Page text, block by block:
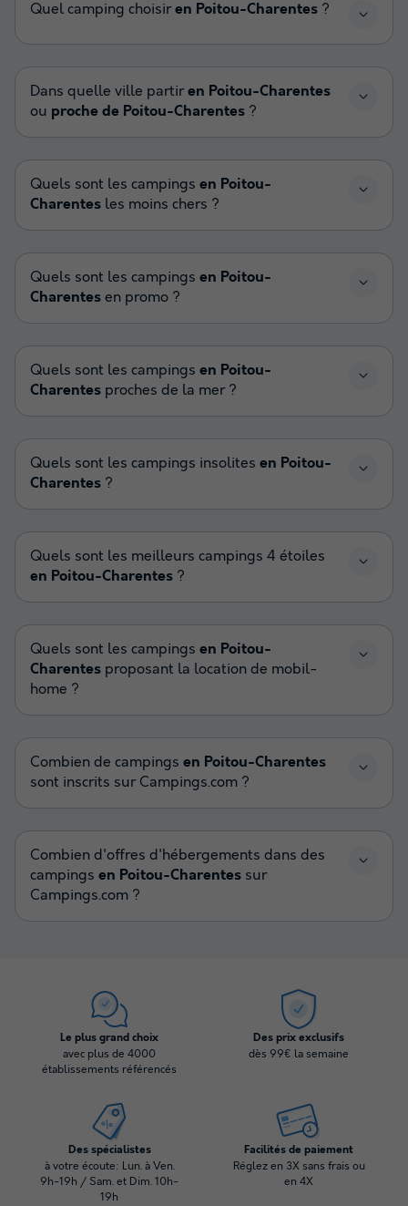
Quel camping choisiren Poitou-Charentes ?
Dans quelle ville partiren Poitou-Charentes
ou proche de Poitou-Charentes ?
Quels sont les campings en Poitou-
Charentes les moins chers ?
Quels sont les campings en Poitou-
Charentes en promo ?
Quels sont les campings en Poitou-
Charentes proches de la mer ?
Quels sont les campings insolites en Poitou-
Charentes ?
Quels sont les meilleurs campings 4 étoiles
en Poitou-Charentes ?
Quels sont les campings en Poitou-
Charentes proposant la location de mobil-
home ?
Combien de campings en Poitou-Charentes
sont inscrits sur Campings.com ?
Combien d'offres d'hébergements dans des
campings en Poitou-Charentes sur
Campings.com ?
Le plus grand choix
avec plus de 4000
établissements référencés
Des prix exclusifs
dès 99€ la semaine
Des spécialistes
à votre écoute: Lun. à Ven.
9h-19h / Sam. et Dim. 10h-
19h
Facilités de paiement
Réglez en 3X sans frais ou
en 4X